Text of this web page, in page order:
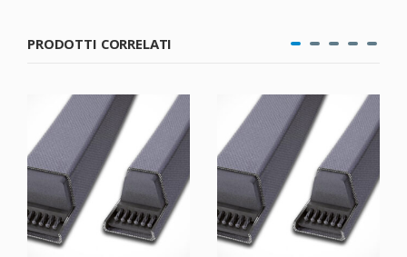
PRODOTTI CORRELATI